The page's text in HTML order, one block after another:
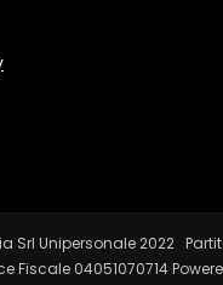
Srl Unipersonale 2022
Fiscale 04051070714